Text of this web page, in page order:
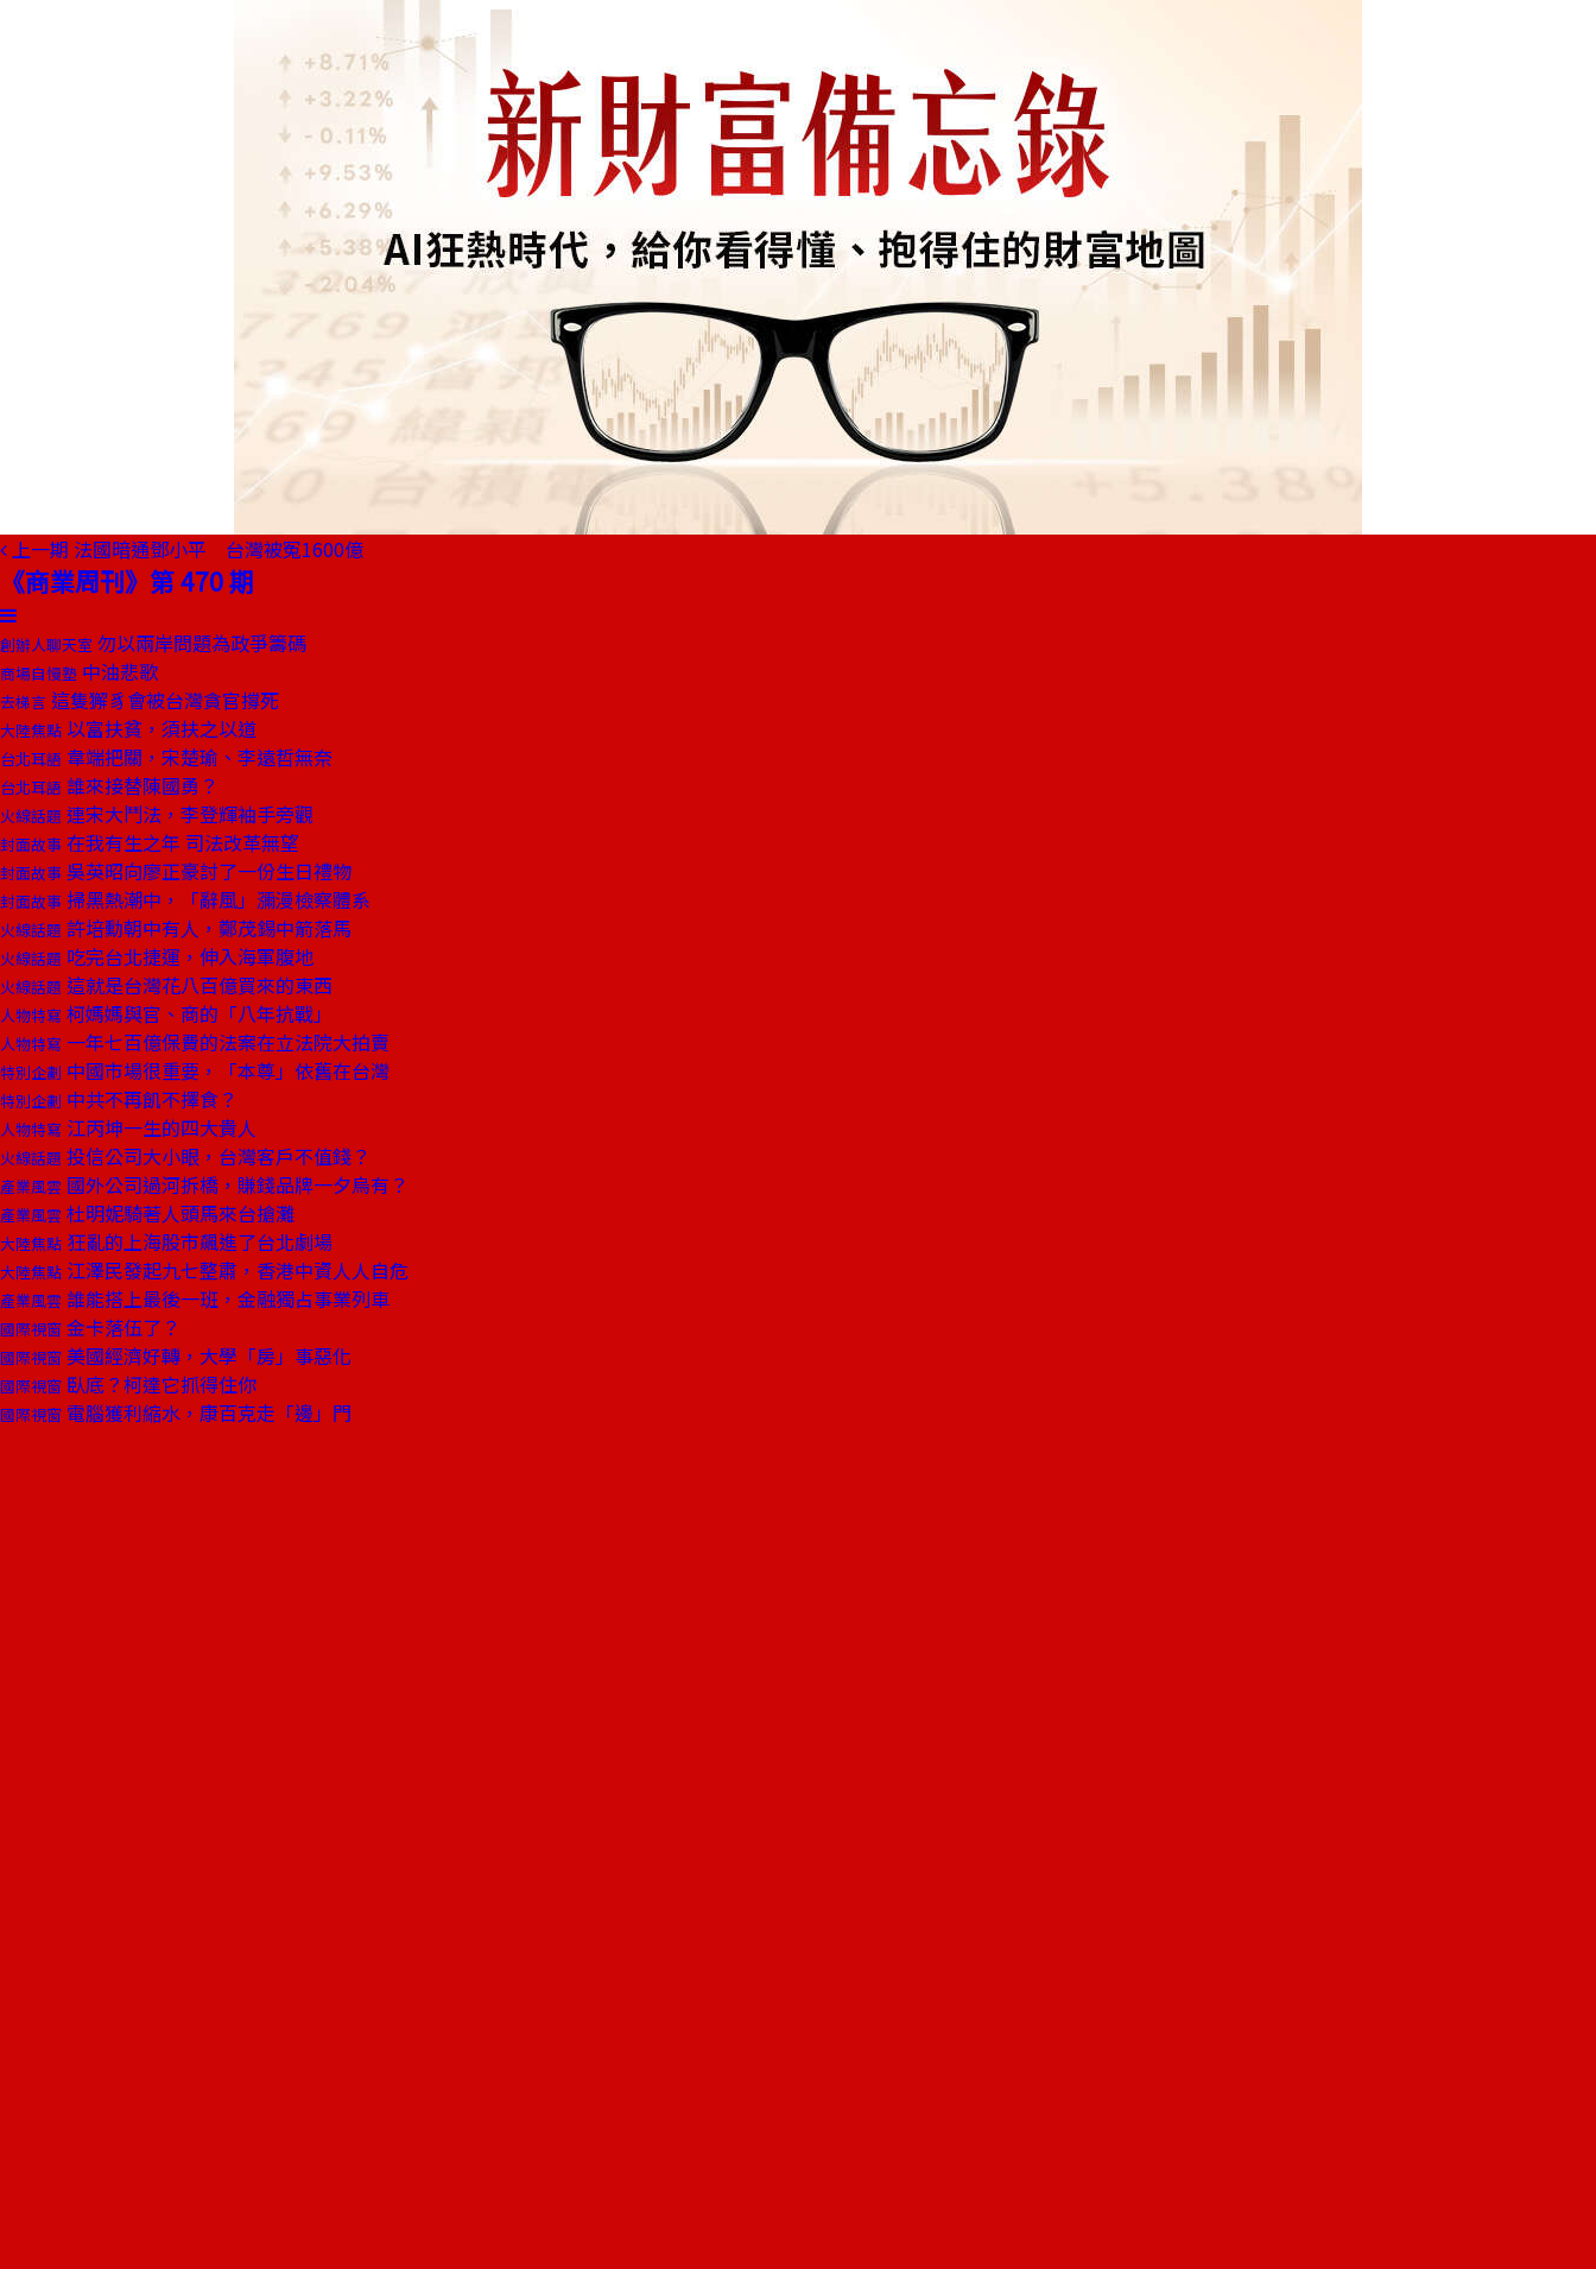
上一期 法國暗通鄧小平 台灣被冤1600億
《商業周刊》第 470 期
創辦人聊天室 勿以兩岸問題為政爭籌碼
商場自慢塾 中油悲歌
去梯言 這隻獬豸會被台灣貪官撐死
大陸焦點 以富扶貧，須扶之以道
台北耳語 韋端把關，宋楚瑜、李遠哲無奈
台北耳語 誰來接替陳國勇？
火線話題 連宋大鬥法，李登輝袖手旁觀
封面故事 在我有生之年 司法改革無望
封面故事 吳英昭向廖正豪討了一份生日禮物
封面故事 掃黑熱潮中，「辭風」瀰漫檢察體系
火線話題 許培勳朝中有人，鄭茂錫中箭落馬
火線話題 吃完台北捷運，伸入海軍腹地
火線話題 這就是台灣花八百億買來的東西
人物特寫 柯媽媽與官、商的「八年抗戰」
人物特寫 一年七百億保費的法案在立法院大拍賣
特別企劃 中國市場很重要，「本尊」依舊在台灣
特別企劃 中共不再飢不擇食？
人物特寫 江丙坤一生的四大貴人
火線話題 投信公司大小眼，台灣客戶不值錢？
產業風雲 國外公司過河拆橋，賺錢品牌一夕烏有？
產業風雲 杜明妮騎著人頭馬來台搶灘
大陸焦點 狂亂的上海股市飆進了台北劇場
大陸焦點 江澤民發起九七整肅，香港中資人人自危
產業風雲 誰能搭上最後一班，金融獨占事業列車
國際視窗 金卡落伍了？
國際視窗 美國經濟好轉，大學「房」事惡化
國際視窗 臥底？柯達它抓得住你
國際視窗 電腦獲利縮水，康百克走「邊」門